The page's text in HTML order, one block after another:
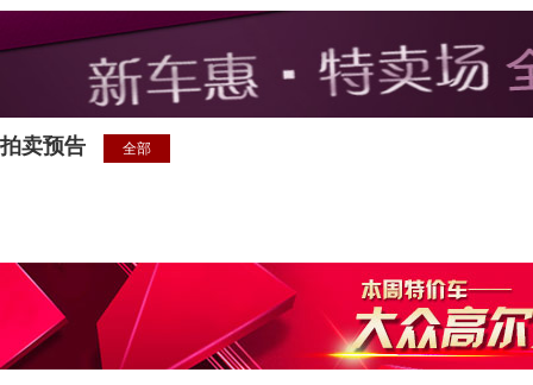
拍卖预告 全部